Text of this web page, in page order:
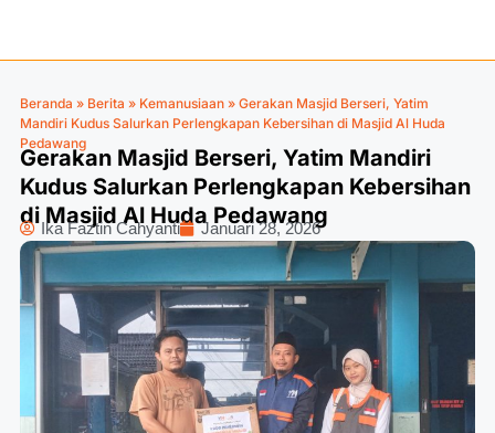
Beranda » Berita » Kemanusiaan » Gerakan Masjid Berseri, Yatim
Mandiri Kudus Salurkan Perlengkapan Kebersihan di Masjid Al Huda
Pedawang
Gerakan Masjid Berseri, Yatim Mandiri
Kudus Salurkan Perlengkapan Kebersihan
di Masjid Al Huda Pedawang
Ika Faztin Cahyanti Januari 28, 2026